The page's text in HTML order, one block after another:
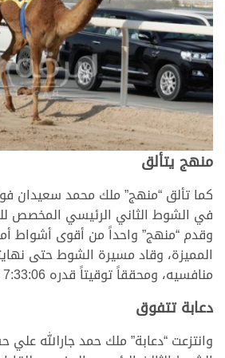
منهج يتألق
كما تألق “منهج” ملك محمد سعيدان
في الشوط الثاني الرئيسي المخصص
وقدم “منهج” واحداً من أقوى أشواط
المميزة، وقاد مسيرة الشوط حتى
منافسيه، ومحققاً توقيتاً قدره 7:33:06 دقيقة.
دعابة تتفوق
وانتزعت “دعابة” ملك حمد جارالله